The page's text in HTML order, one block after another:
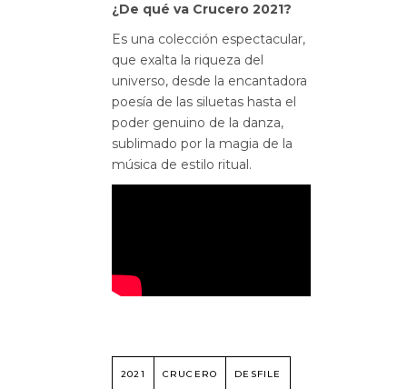
¿De qué va Crucero 2021?
Es una colección espectacular,
que exalta la riqueza del
universo, desde la encantadora
poesía de las siluetas hasta el
poder genuino de la danza,
sublimado por la magia de la
música de estilo ritual.
2021 CRUCERO DESFILE